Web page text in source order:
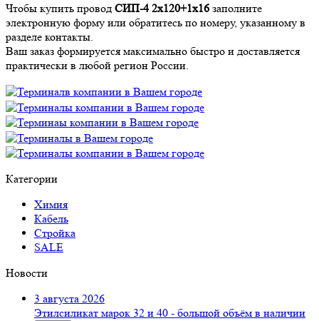
Чтобы купить провод СИП-4 2х120+1х16 заполните
электронную форму или обратитесь по номеру, указанному в
разделе контакты.
Ваш заказ формируется максимально быстро и доставляется
практически в любой регион России.
Категории
Химия
Кабель
Стройка
SALE
Новости
3 августа 2026
Этилсиликат марок 32 и 40 - большой объём в наличии